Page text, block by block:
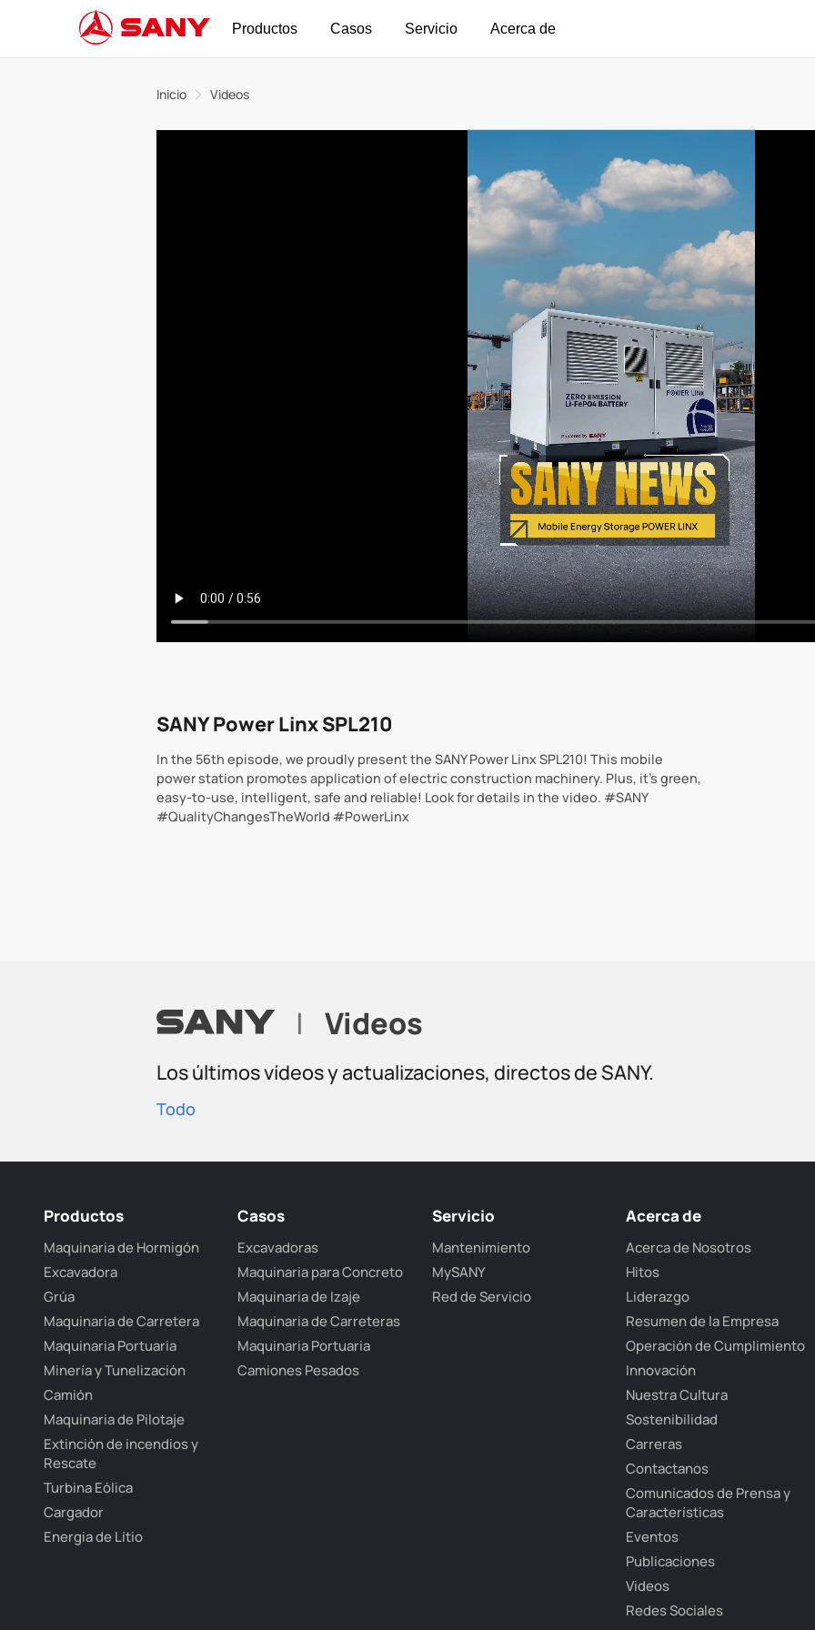
Productos Casos Servicio Acerca de
Inicio Videos
SANY Power Linx SPL210
In the 56th episode, we proudly present the SANY Power Linx SPL210! This mobile
power station promotes application of electric construction machinery. Plus, it's green,
easy-to-use, intelligent, safe and reliable! Look for details in the video. #SANY
#QualityChangesTheWorld #PowerLinx
| Videos
Los últimos vídeos y actualizaciones, directos de SANY.
Todo
Productos
Maquinaria de Hormigón
Excavadora
Grúa
Maquinaria de Carretera
Maquinaria Portuaria
Minería y Tunelización
Camión
Maquinaria de Pilotaje
Extinción de incendios y
Rescate
Turbina Eólica
Cargador
Energia de Lítio
Casos
Excavadoras
Maquinaria para Concreto
Maquinaria de Izaje
Maquinaria de Carreteras
Maquinaria Portuaria
Camiones Pesados
Servicio
Mantenimiento
MySANY
Red de Servicio
Acerca de
Acerca de Nosotros
Hitos
Liderazgo
Resumen de la Empresa
Operación de Cumplimiento
Innovación
Nuestra Cultura
Sostenibilidad
Carreras
Contactanos
Comunicados de Prensa y
Características
Eventos
Publicaciones
Videos
Redes Sociales